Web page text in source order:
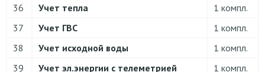
36
Учет тепла
1 компл.
37
Учет ГВС
1 компл.
38
Учет исходной воды
1 компл.
39
Учет эл.энергии с телеметрией 1 компл.